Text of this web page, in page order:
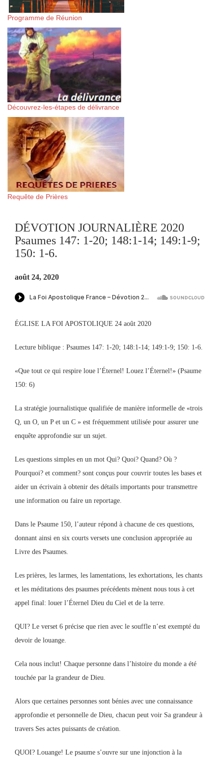
Programme de Réunion
Découvrez-les-étapes de délivrance
Requête de Prières
DÉVOTION JOURNALIÈRE 2020
Psaumes 147: 1-20; 148:1-14; 149:1-9;
150: 1-6.
août 24, 2020
ÉGLISE LA FOI APOSTOLIQUE 24 août 2020
Lecture biblique : Psaumes 147: 1-20; 148:1-14; 149:1-9; 150: 1-6.
«Que tout ce qui respire loue l’Éternel! Louez l’Éternel!» (Psaume
150: 6)
La stratégie journalistique qualifiée de manière informelle de «trois
Q, un O, un P et un C » est fréquemment utilisée pour assurer une
enquête approfondie sur un sujet.
Les questions simples en un mot Qui? Quoi? Quand? Où ?
Pourquoi? et comment? sont conçus pour couvrir toutes les bases et
aider un écrivain à obtenir des détails importants pour transmettre
une information ou faire un reportage.
Dans le Psaume 150, l’auteur répond à chacune de ces questions,
donnant ainsi en six courts versets une conclusion appropriée au
Livre des Psaumes.
Les prières, les larmes, les lamentations, les exhortations, les chants
et les méditations des psaumes précédents mènent nous tous à cet
appel final: louer l’Éternel Dieu du Ciel et de la terre.
QUI? Le verset 6 précise que rien avec le souffle n’est exempté du
devoir de louange.
Cela nous inclut! Chaque personne dans l’histoire du monde a été
touchée par la grandeur de Dieu.
Alors que certaines personnes sont bénies avec une connaissance
approfondie et personnelle de Dieu, chacun peut voir Sa grandeur à
travers Ses actes puissants de création.
QUOI? Louange! Le psaume s’ouvre sur une injonction à la